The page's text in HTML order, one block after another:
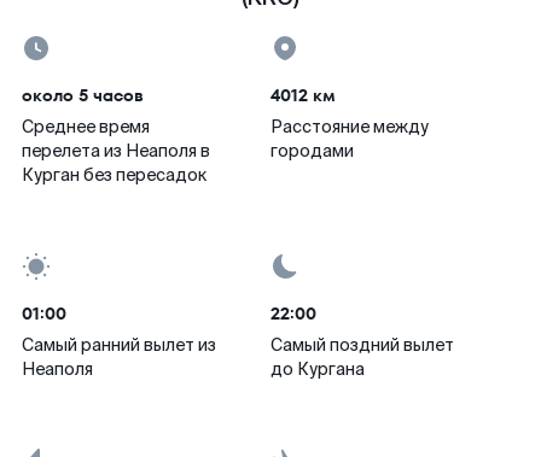
около 5 часов
Среднее время
перелета из Неаполя в
Курган без пересадок
4012 км
Расстояние между
городами
01:00
Самый ранний вылет из
Неаполя
22:00
Самый поздний вылет
до Кургана